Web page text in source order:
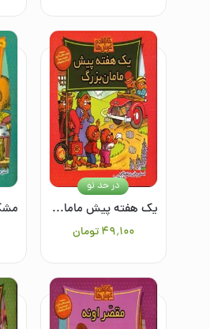
یک هفته پیش مامان‌بزرگ (خانواده خرس ها 36)
۴۹٬۱۰۰ تومان
در حد نو